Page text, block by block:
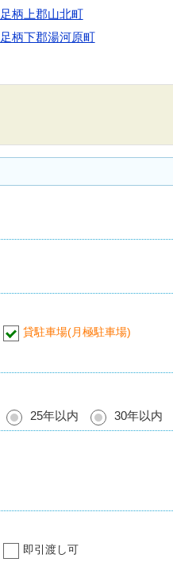
足柄上郡山北町
足柄下郡湯河原町
貸駐車場(月極駐車場)
25年以内 30年以内
即引渡し可